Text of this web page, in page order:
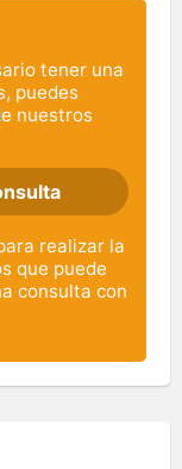
tener una
puedes
nuestros
realizar la
que puede
consulta con